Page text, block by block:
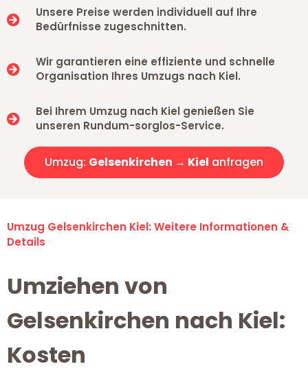
Unsere Preise werden individuell auf Ihre
Bedürfnisse zugeschnitten.
Wir garantieren eine effiziente und schnelle
Organisation Ihres Umzugs nach Kiel.
Bei Ihrem Umzug nach Kiel genießen Sie
unseren Rundum-sorglos-Service.
Umzug: Gelsenkirchen → Kiel anfragen
Umzug Gelsenkirchen Kiel: Weitere Informationen &
Details
Umziehen von
Gelsenkirchen nach Kiel:
Kosten